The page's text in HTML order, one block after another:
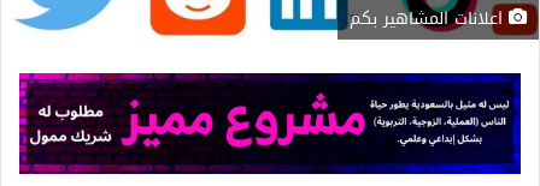
اعلانات المشاهير بكم